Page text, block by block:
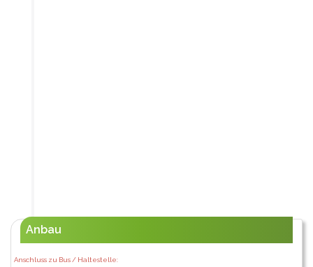
Anbau
Anschluss zu Bus / Haltestelle: